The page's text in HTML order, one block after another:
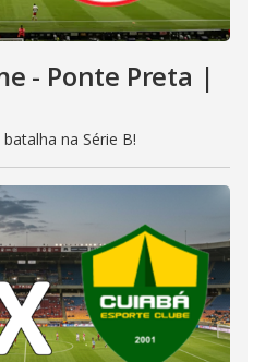
- Ponte Preta |
na Série B!